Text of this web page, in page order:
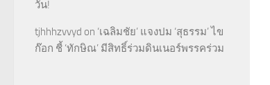
วัน!
tjhhhzvvyd on ‘เฉลิมชัย’ แจงปม ‘สุธรรม’ ไข
ก๊อก ชี้ ‘ทักษิณ’ มีสิทธิ์ร่วมดินเนอร์พรรคร่วม